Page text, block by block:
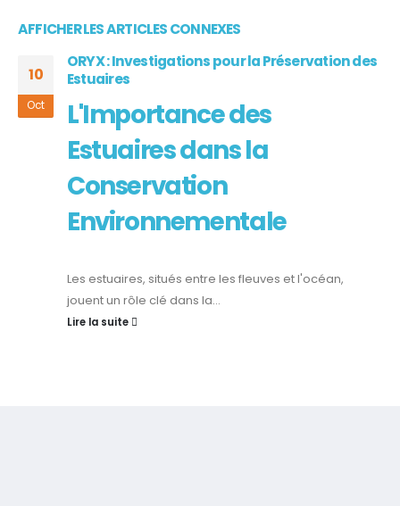
AFFICHER LES ARTICLES CONNEXES
10
Oct
ORYX : Investigations pour la Préservation des
Estuaires
L'Importance des
Estuaires dans la
Conservation
Environnementale
Les estuaires, situés entre les fleuves et l'océan,
jouent un rôle clé dans la...
Lire la suite